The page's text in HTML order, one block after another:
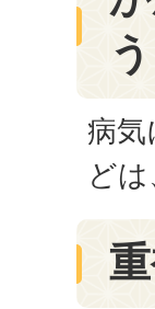
う
病
ど